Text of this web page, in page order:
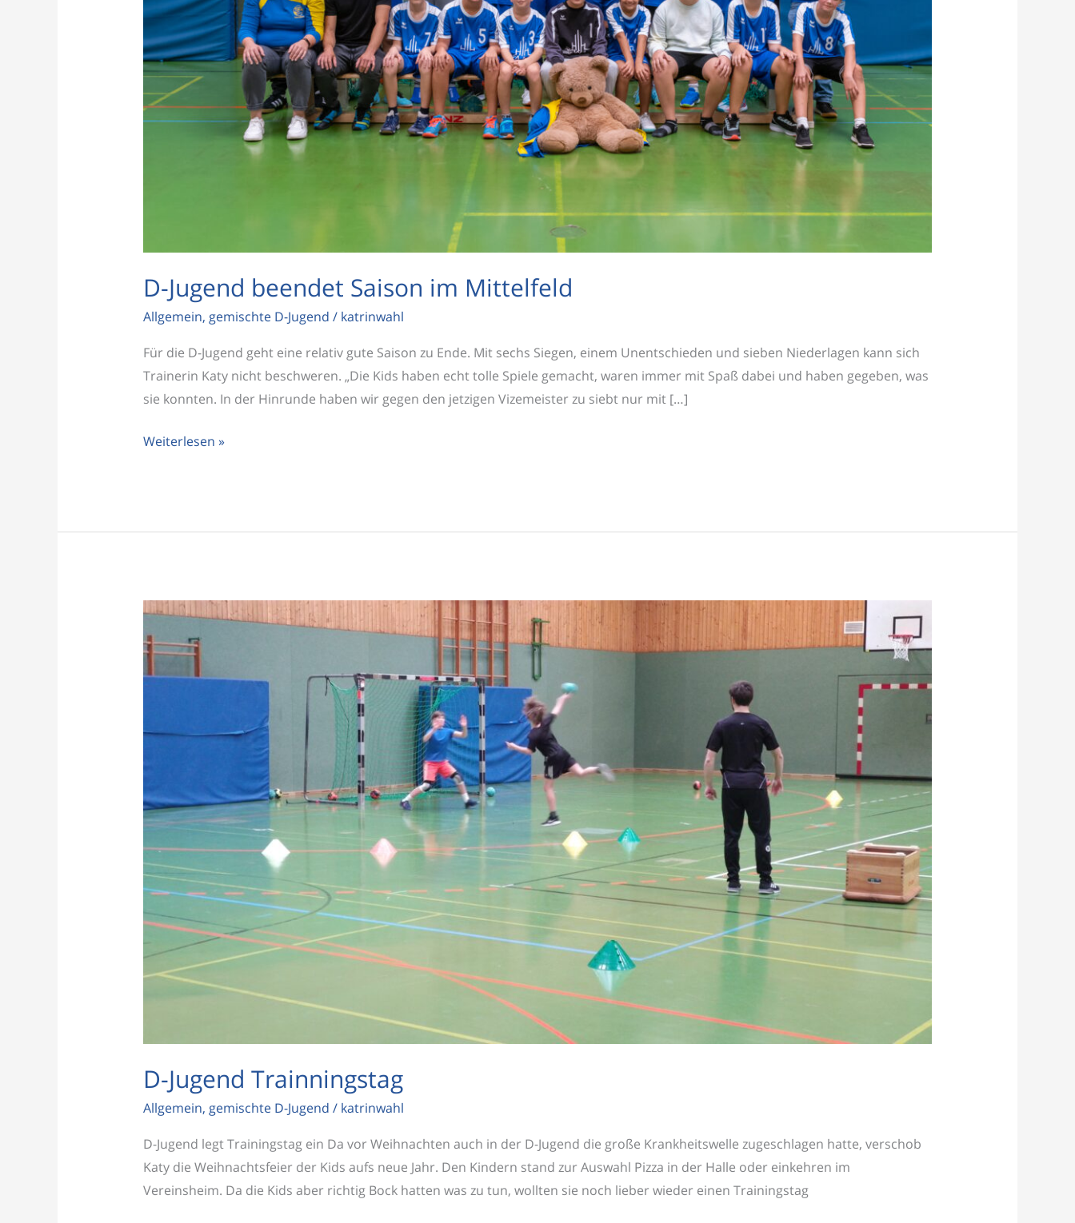
D-Jugend beendet Saison im Mittelfeld
Allgemein, gemischte D-Jugend / katrinwahl
Für die D-Jugend geht eine relativ gute Saison zu Ende. Mit sechs Siegen, einem Unentschieden und sieben Niederlagen kann sich
Trainerin Katy nicht beschweren. „Die Kids haben echt tolle Spiele gemacht, waren immer mit Spaß dabei und haben gegeben, was
sie konnten. In der Hinrunde haben wir gegen den jetzigen Vizemeister zu siebt nur mit […]
Weiterlesen »
D-Jugend Trainningstag
Allgemein, gemischte D-Jugend / katrinwahl
D-Jugend legt Trainingstag ein Da vor Weihnachten auch in der D-Jugend die große Krankheitswelle zugeschlagen hatte, verschob
Katy die Weihnachtsfeier der Kids aufs neue Jahr. Den Kindern stand zur Auswahl Pizza in der Halle oder einkehren im
Vereinsheim. Da die Kids aber richtig Bock hatten was zu tun, wollten sie noch lieber wieder einen Trainingstag
D-
Jugend
Trainningstag